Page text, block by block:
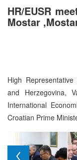
HR/EUSR
Mostar
High
and Herzegovina,
International
Croatian Prime